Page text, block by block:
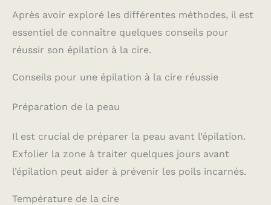
Après avoir exploré les différentes méthodes, il est
essentiel de connaître quelques conseils pour
réussir son épilation à la cire.
Conseils pour une épilation à la cire réussie
Préparation de la peau
Il est crucial de préparer la peau avant l’épilation.
Exfolier la zone à traiter quelques jours avant
l’épilation peut aider à prévenir les poils incarnés.
Température de la cire